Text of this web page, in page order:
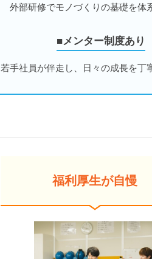
外部研修でモノづくりの基礎を体
■メンター制度あり
若手社員が伴走し、日々の成長を丁
福利厚生が自慢